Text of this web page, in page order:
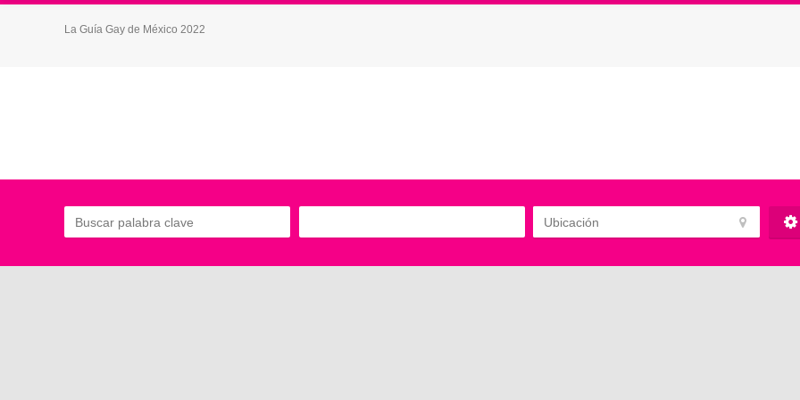
La Guía Gay de México 2022